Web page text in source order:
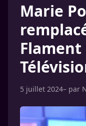
Marie
Flament
5 juillet 2024– par